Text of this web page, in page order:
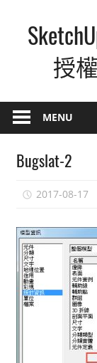
content
授
–
最
覺
方
式,
人
人
MENU
Bugslat-2
2017-08-17